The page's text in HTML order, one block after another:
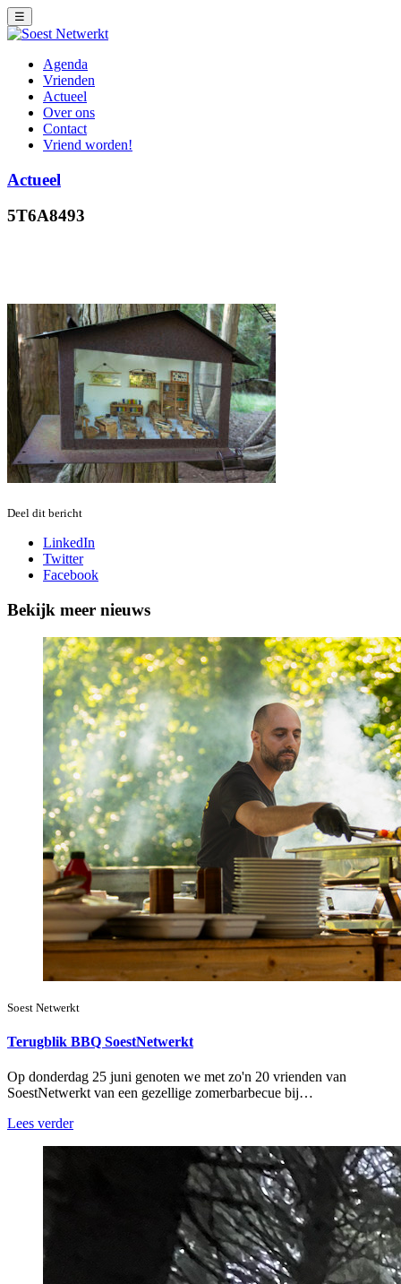
☰
Agenda
Vrienden
Actueel
Over ons
Contact
Vriend worden!
Actueel
5T6A8493
Deel dit bericht
LinkedIn
Twitter
Facebook
Bekijk meer nieuws
Soest Netwerkt
Terugblik BBQ SoestNetwerkt
Op donderdag 25 juni genoten we met zo'n 20 vrienden van
SoestNetwerkt van een gezellige zomerbarbecue bij…
Lees verder